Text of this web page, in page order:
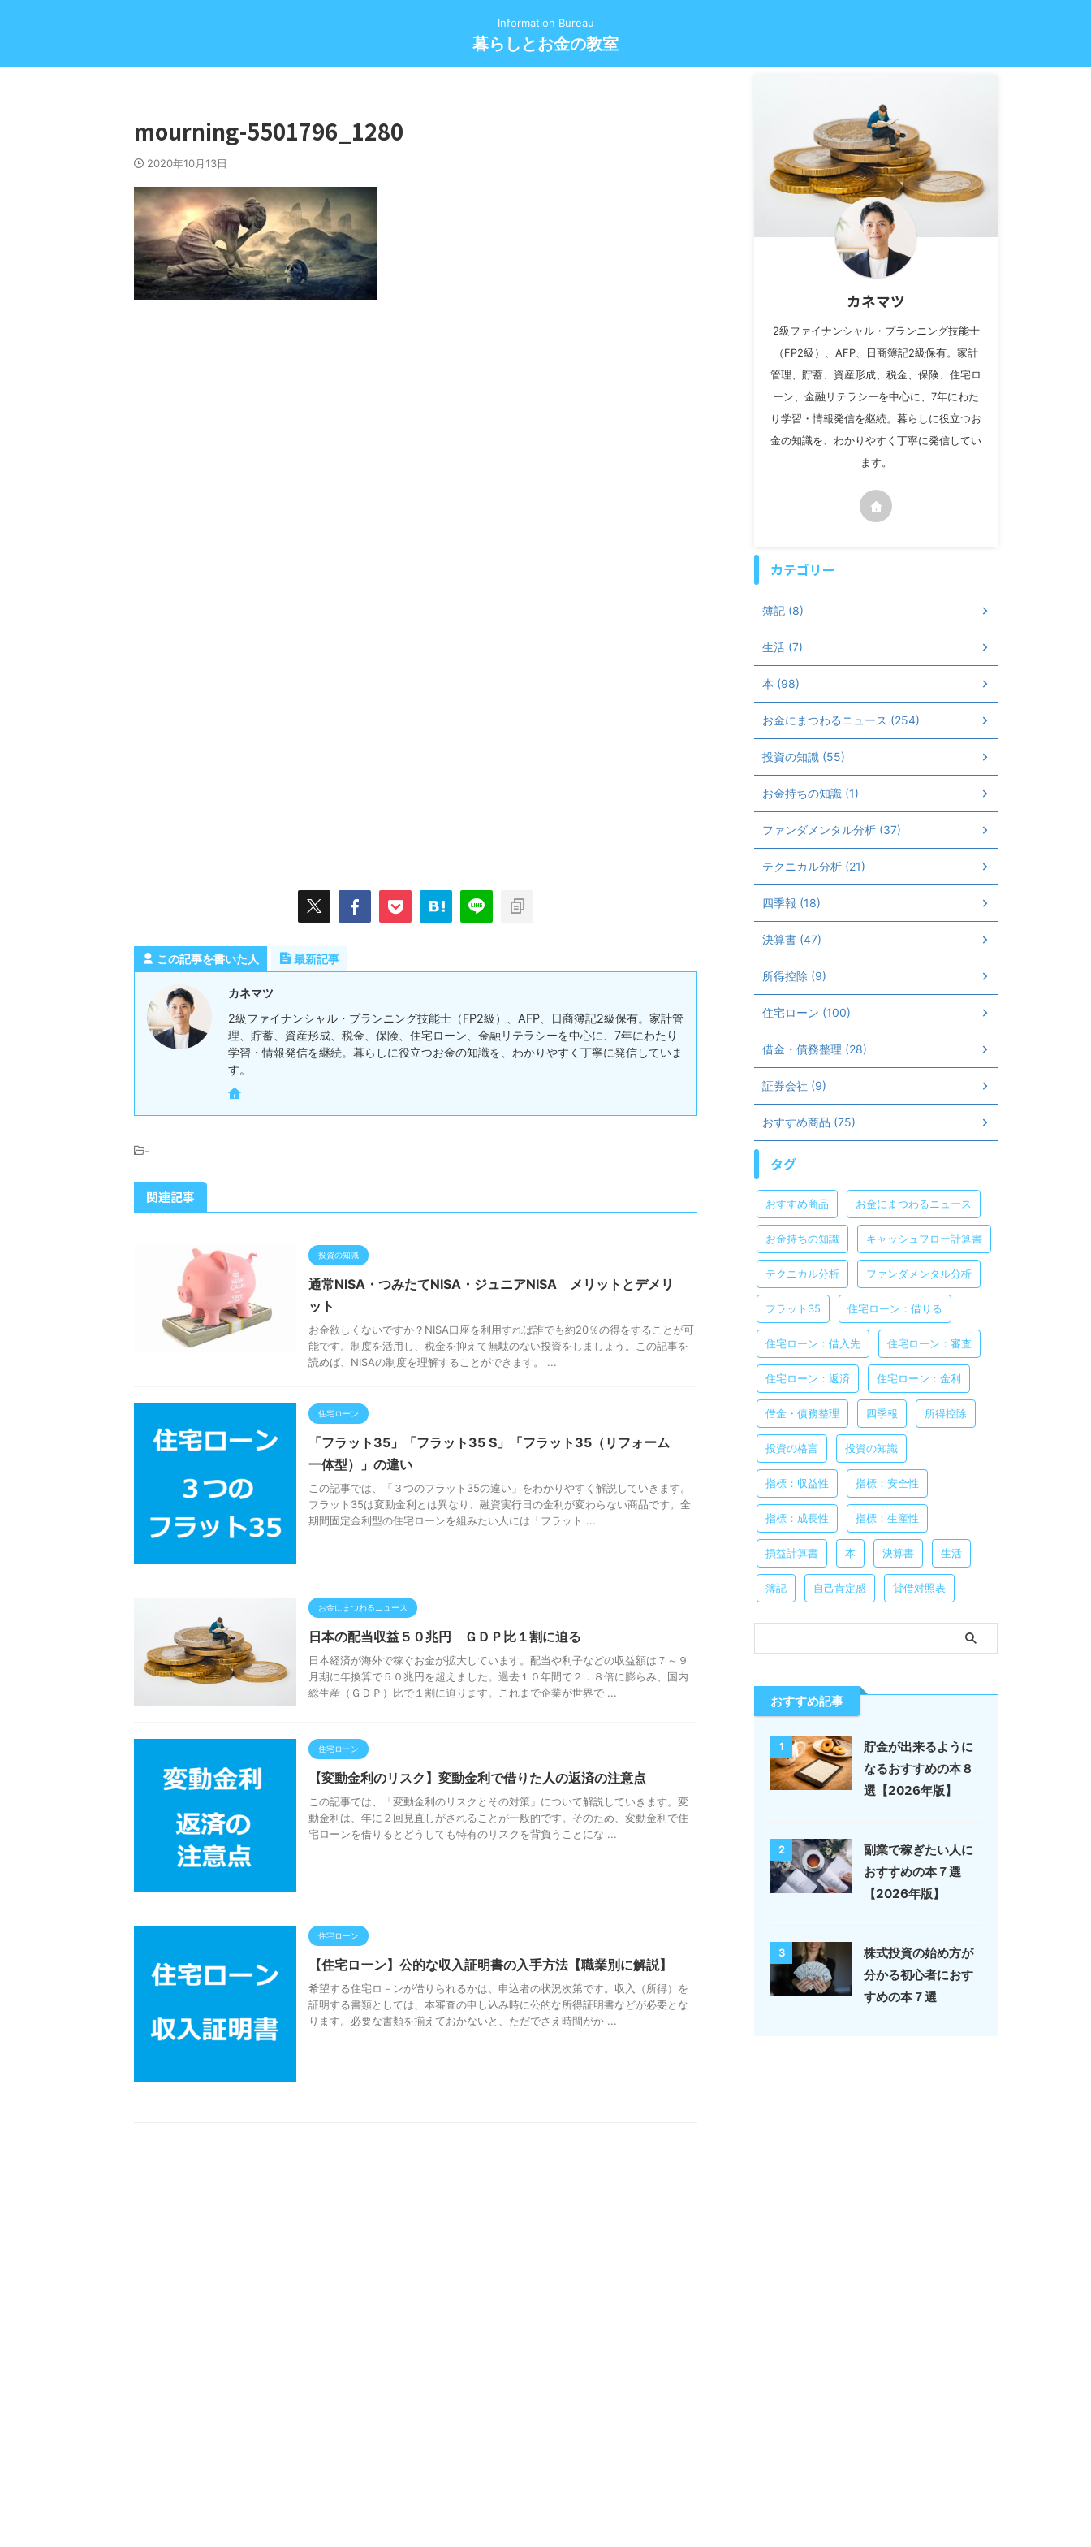
Information Bureau
暮らしとお金の教室
mourning-5501796_1280
2020年10月13日
この記事を書いた人 最新記事
カネマツ
2級ファイナンシャル・プランニング技能士（FP2級）、AFP、日商簿記2級保有。家計管
理、貯蓄、資産形成、税金、保険、住宅ローン、金融リテラシーを中心に、7年にわたり
学習・情報発信を継続。暮らしに役立つお金の知識を、わかりやすく丁寧に発信していま
す。
-
関連記事
投資の知識
通常NISA・つみたてNISA・ジュニアNISA メリットとデメリ
ット
お金欲しくないですか？NISA口座を利用すれば誰でも約20％の得をすることが可
能です。制度を活用し、税金を抑えて無駄のない投資をしましょう。この記事を
読めば、NISAの制度を理解することができます。 ...
住宅ローン
「フラット35」「フラット35 S」「フラット35（リフォーム
一体型）」の違い
この記事では、「３つのフラット35の違い」をわかりやすく解説していきます。
フラット35は変動金利とは異なり、融資実行日の金利が変わらない商品です。全
期間固定金利型の住宅ローンを組みたい人には「フラット ...
お金にまつわるニュース
日本の配当収益５０兆円 ＧＤＰ比１割に迫る
日本経済が海外で稼ぐお金が拡大しています。配当や利子などの収益額は７～９
月期に年換算で５０兆円を超えました。過去１０年間で２．８倍に膨らみ、国内
総生産（ＧＤＰ）比で１割に迫ります。これまで企業が世界で ...
住宅ローン
【変動金利のリスク】変動金利で借りた人の返済の注意点
この記事では、「変動金利のリスクとその対策」について解説していきます。変
動金利は、年に２回見直しがされることが一般的です。そのため、変動金利で住
宅ローンを借りるとどうしても特有のリスクを背負うことにな ...
住宅ローン
【住宅ローン】公的な収入証明書の入手方法【職業別に解説】
希望する住宅ロ－ンが借りられるかは、申込者の状況次第です。収入（所得）を
証明する書類としては、本審査の申し込み時に公的な所得証明書などが必要とな
ります。必要な書類を揃えておかないと、ただでさえ時間がか ...
カネマツ
2級ファイナンシャル・プランニング技能士
（FP2級）、AFP、日商簿記2級保有。家計
管理、貯蓄、資産形成、税金、保険、住宅ロ
ーン、金融リテラシーを中心に、7年にわた
り学習・情報発信を継続。暮らしに役立つお
金の知識を、わかりやすく丁寧に発信してい
ます。
カテゴリー
簿記 (8)
生活 (7)
本 (98)
お金にまつわるニュース (254)
投資の知識 (55)
お金持ちの知識 (1)
ファンダメンタル分析 (37)
テクニカル分析 (21)
四季報 (18)
決算書 (47)
所得控除 (9)
住宅ローン (100)
借金・債務整理 (28)
証券会社 (9)
おすすめ商品 (75)
タグ
おすすめ商品 お金にまつわるニュース
お金持ちの知識 キャッシュフロー計算書
テクニカル分析 ファンダメンタル分析
フラット35 住宅ローン：借りる
住宅ローン：借入先 住宅ローン：審査
住宅ローン：返済 住宅ローン：金利
借金・債務整理 四季報 所得控除
投資の格言 投資の知識
指標：収益性 指標：安全性
指標：成長性 指標：生産性
損益計算書 本 決算書 生活
簿記 自己肯定感 貸借対照表
おすすめ記事
1
貯金が出来るように
なるおすすめの本８
選【2026年版】
2
副業で稼ぎたい人に
おすすめの本７選
【2026年版】
3
株式投資の始め方が
分かる初心者におす
すめの本７選